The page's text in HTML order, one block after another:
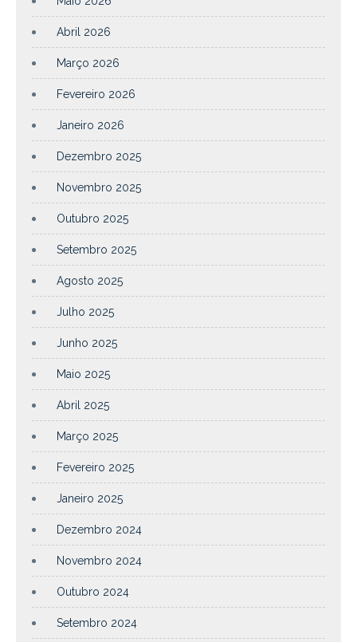
Abril 2026
Março 2026
Fevereiro 2026
Janeiro 2026
Dezembro 2025
Novembro 2025
Outubro 2025
Setembro 2025
Agosto 2025
Julho 2025
Junho 2025
Maio 2025
Abril 2025
Março 2025
Fevereiro 2025
Janeiro 2025
Dezembro 2024
Novembro 2024
Outubro 2024
Setembro 2024